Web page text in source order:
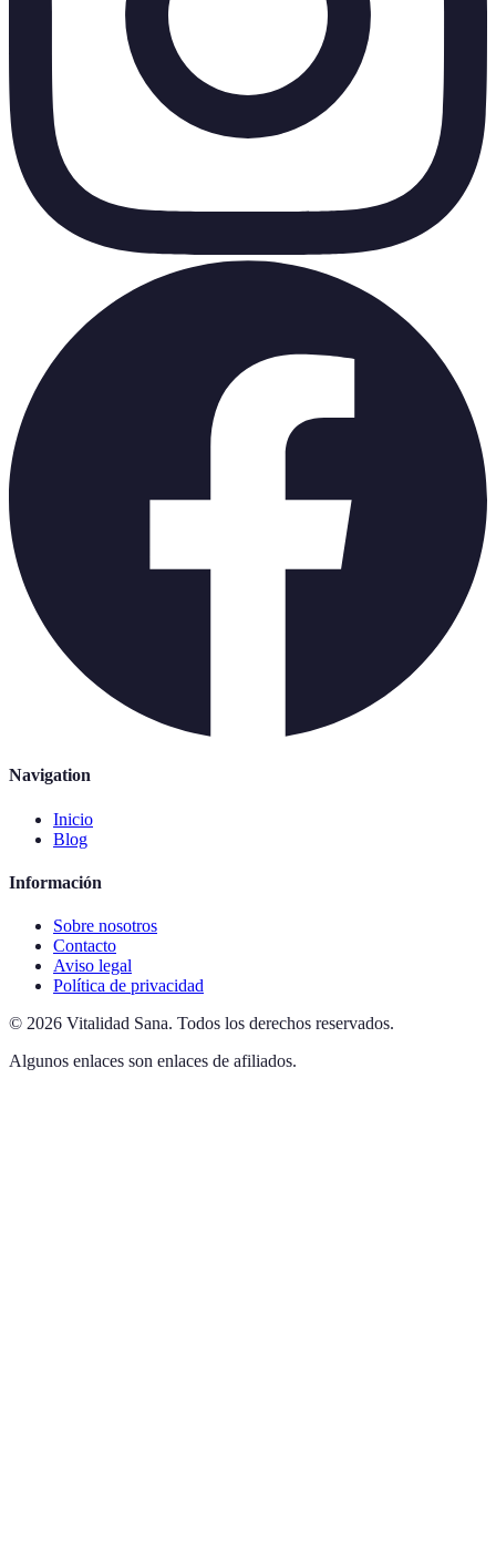
Navigation
Inicio
Blog
Información
Sobre nosotros
Contacto
Aviso legal
Política de privacidad
© 2026 Vitalidad Sana. Todos los derechos reservados.
Algunos enlaces son enlaces de afiliados.